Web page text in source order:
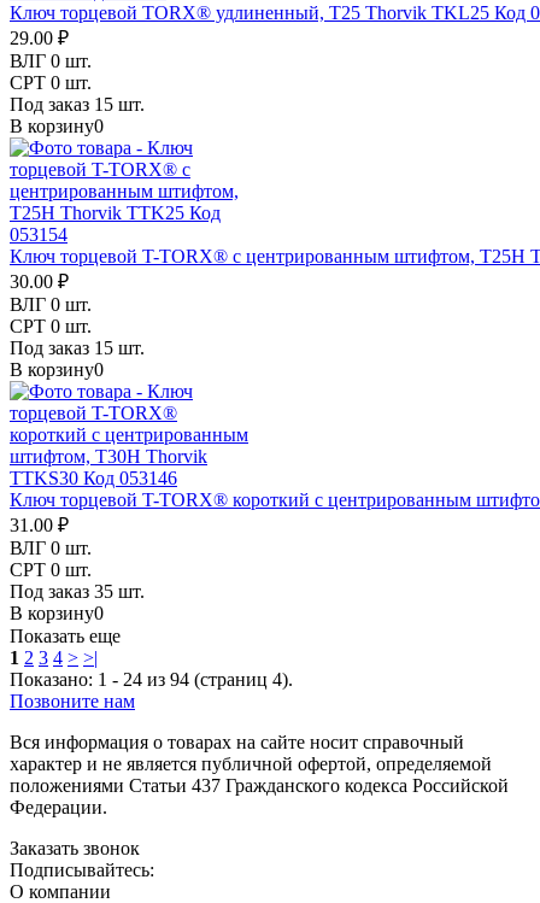
Ключ торцевой TORX® удлиненный, T25 Thorvik TKL25 Код
29.00 ₽
ВЛГ 0 шт.
СРТ 0 шт.
Под заказ 15 шт.
В корзину0
Ключ торцевой T-TORX® с центрированным штифтом, T25H
30.00 ₽
ВЛГ 0 шт.
СРТ 0 шт.
Под заказ 15 шт.
В корзину0
Ключ торцевой T-TORX® короткий с центрированным
31.00 ₽
ВЛГ 0 шт.
СРТ 0 шт.
Под заказ 35 шт.
В корзину0
Показать еще
1 2 3 4 > >|
Показано: 1 - 24 из 94 (страниц 4).
Позвоните нам
Вся информация о товарах на сайте носит справочный
характер и не является публичной офертой, определяемой
положениями Статьи 437 Гражданского кодекса Российской
Федерации.
Заказать звонок
Подписывайтесь:
О компании